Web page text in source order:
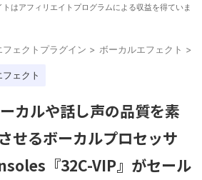
トはアフィリエイトプログラムによる収益を得ていま
フェクトプラグイン > ボーカルエフェクト >
ェクト
カルや話し声の品質を素
せるボーカルプロセッサ
『32C-VIP』がセール